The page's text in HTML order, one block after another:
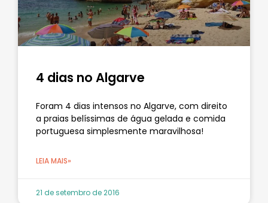
4 dias no Algarve
Foram 4 dias intensos no Algarve, com direito
a praias belíssimas de água gelada e comida
portuguesa simplesmente maravilhosa!
LEIA MAIS»
21 de setembro de 2016